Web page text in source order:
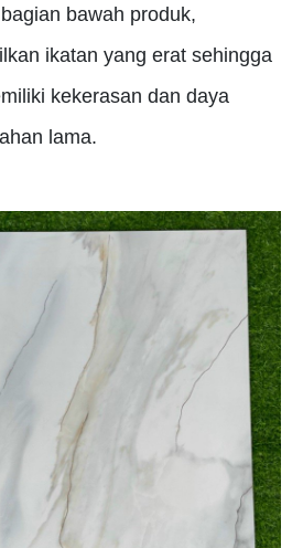
bawah produk,
ikatan yang erat sehingga
kekerasan dan daya
lama.